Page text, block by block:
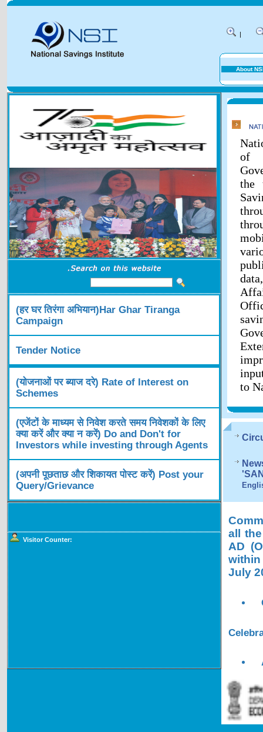
|
About
(हर घर तिरंगा अभियान)Har Ghar Tiranga
Campaign
Tender Notice
(योजनाओं पर ब्याज दरे) Rate of Interest on
Schemes
(एजेंटों के माध्यम से निवेश करते समय निवेशकों के लिए
क्या करें और क्या न करें) Do and Don't for
Investors while investing through Agents
(अपनी पूछताछ और शिकायत पोस्ट करें) Post your
Query/Grievance
Visitor Counter:
of
the
to
all
AD
July